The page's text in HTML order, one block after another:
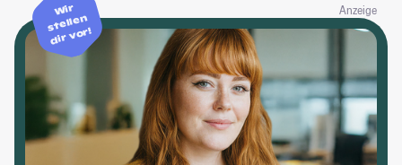
Anzeige
Wir
stellen
dir vor!